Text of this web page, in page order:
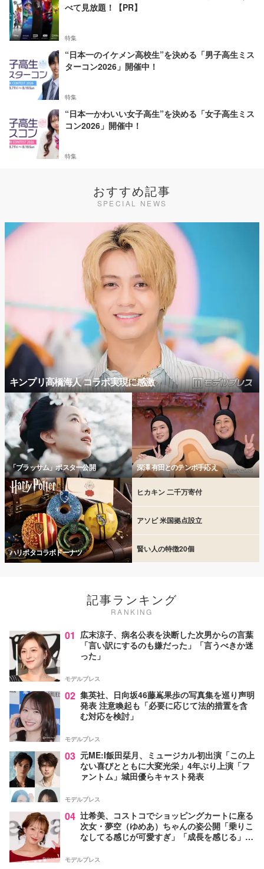
べて見放題！【PR】
特集
“日本一のイケメン高校生”を決める「男子高生ミス
ターコン2026」開催中！
特集
“日本一かわいい女子高生”を決める「女子高生ミス
コン2026」開催中！
特集
おすすめ記事
SPECIAL NEWS
キンプリ高橋海人 コラボ実現に感激
「ブラッサム」ポスター公開 深澤 有田とのテンポ手応え
ハリポタコラボドーナツ
ヒカキン 二千万寄付
アソビ 米国拠点設立
賢い人の特徴20個
記事ランキング
RANKING
01 広末涼子、病名公表を決断した次男からの言葉
「言い訳にするのも嫌だった」「言うべきか迷
った」
モデルプレス
02 集英社、日向坂46藤嶌果歩の写真集を巡り声明
発表 注意喚起も「必要に応じて法的措置を含
む対応を検討」
モデルプレス
03 元ME:I飯田栞月、ミュージカル初出演「この上
ない喜びとともに大変光栄」4年ぶり上演「フ
ァントム」城田優らキャスト発表
モデルプレス
04 辻希美、コストコでショッピングカートに座る
次女・夢空（ゆめあ）ちゃんの姿公開「乗りこ
なしてる感じが可愛すぎ」「成長を感じる」の
モデルプレス